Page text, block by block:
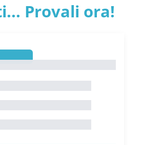
Provali ora!